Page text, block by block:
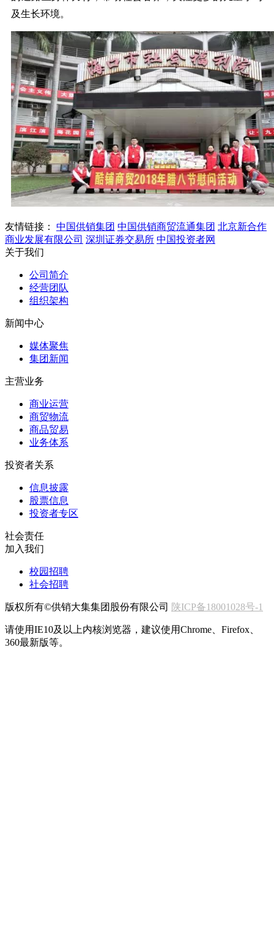
及生长环境。
友情链接： 中国供销集团 中国供销商贸流通集团 北京新合作
商业发展有限公司 深圳证券交易所 中国投资者网
关于我们
公司简介
经营团队
组织架构
新闻中心
媒体聚焦
集团新闻
主营业务
商业运营
商贸物流
商品贸易
业务体系
投资者关系
信息披露
股票信息
投资者专区
社会责任
加入我们
校园招聘
社会招聘
版权所有©供销大集集团股份有限公司 陕ICP备18001028号-1
请使用IE10及以上内核浏览器，建议使用Chrome、Firefox、
360最新版等。